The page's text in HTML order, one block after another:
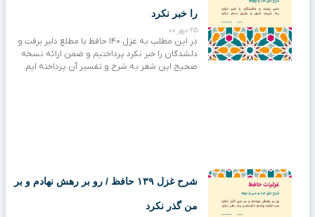
را خبر نکرد
25 مهر 00
در این مطلب به غزل ۱۴۰ حافظ با مطلع دلبر برفت و
دلشدگان را خبر نکرد پرداختیم و ضمن ارائه نسخه
صحیح این شعر به شرح و تفسیر آن پرداخته ایم.
شرح غزل ۱۳۹ حافظ / رو بر رهش نهادم و بر
من گذر نکرد